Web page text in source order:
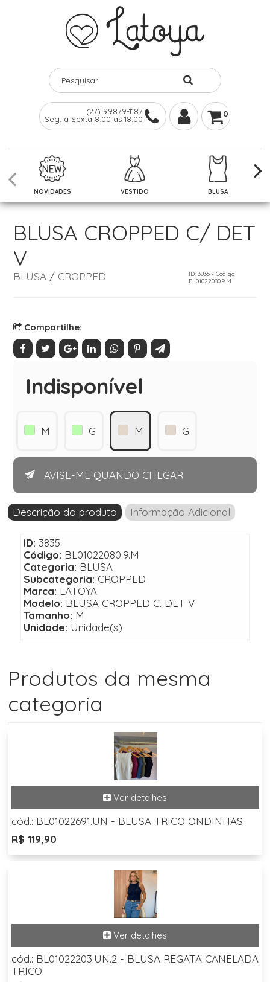
(27) 99879-1187
Seg. a Sexta 8:00 as 18:00
0
NOVIDADES VESTIDO BLUSA
BLUSA CROPPED C/ DET
V
BLUSA/ CROPPED
ID: 3835 - Código
BL01022080.9.M
Compartilhe:
Indisponível
M G M G
AVISE-ME QUANDO CHEGAR
Descrição do produto Informação Adicional
ID: 3835
Código: BL01022080.9.M
Categoria: BLUSA
Subcategoria: CROPPED
Marca: LATOYA
Modelo: BLUSA CROPPED C. DET V
Tamanho: M
Unidade: Unidade(s)
Produtos da mesma
categoria
cód.: BL01022691.UN - BLUSA TRICO ONDINHAS
R$ 119,90
cód.: BL01022203.UN.2 - BLUSA REGATA CANELADA
TRICO